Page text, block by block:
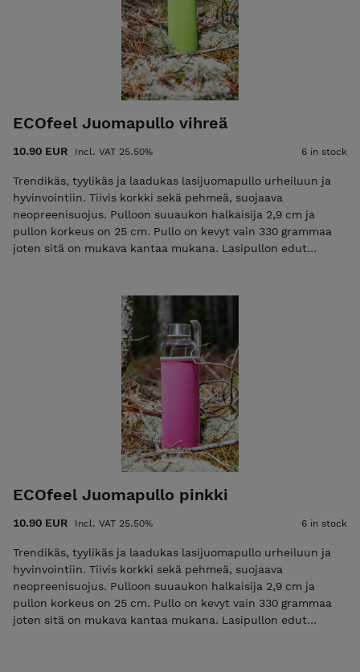
ECOfeel Juomapullo vihreä
10.90 EUR Incl. VAT 25.50% 6 in stock
Trendikäs, tyylikäs ja laadukas lasijuomapullo urheiluun ja
hyvinvointiin. Tiivis korkki sekä pehmeä, suojaava
neopreenisuojus. Pulloon suuaukon halkaisija 2,9 cm ja
pullon korkeus on 25 cm. Pullo on kevyt vain 330 grammaa
joten sitä on mukava kantaa mukana. Lasipullon edut
Pestävissä kokonaan - joko käsin tai koneessa Ei
naarmuunnu Ekologinen 550ml Materiaali: pullo kestävä
borosilikaattilasi, korkki ruostumaton teräs, käsisuojus
ECOfeel Juomapullo pinkki
10.90 EUR Incl. VAT 25.50% 6 in stock
Trendikäs, tyylikäs ja laadukas lasijuomapullo urheiluun ja
hyvinvointiin. Tiivis korkki sekä pehmeä, suojaava
neopreenisuojus. Pulloon suuaukon halkaisija 2,9 cm ja
pullon korkeus on 25 cm. Pullo on kevyt vain 330 grammaa
joten sitä on mukava kantaa mukana. Lasipullon edut